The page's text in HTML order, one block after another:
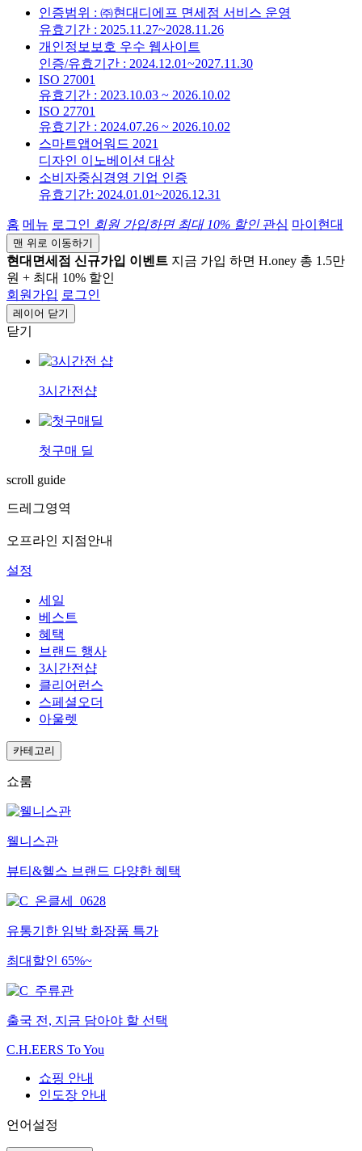
인증범위 : ㈜현대디에프 면세점 서비스 운영
유효기간 : 2025.11.27~2028.11.26
개인정보보호 우수 웹사이트
인증/유효기간 : 2024.12.01~2027.11.30
ISO 27001
유효기간 : 2023.10.03 ~ 2026.10.02
ISO 27701
유효기간 : 2024.07.26 ~ 2026.10.02
스마트앱어워드 2021
디자인 이노베이션 대상
소비자중심경영 기업 인증
유효기간: 2024.01.01~2026.12.31
홈 메뉴 로그인 회원 가입하면 최대 10% 할인 관심 마이현대
맨 위로 이동하기
현대면세점 신규가입 이벤트 지금 가입 하면 H.oney 총 1.5만
원 + 최대 10% 할인
회원가입 로그인
레이어 닫기
닫기
3시간전샵
첫구매 딜
scroll guide
드레그영역
오프라인 지점안내
설정
세일
베스트
혜택
브랜드 행사
3시간전샵
클리어런스
스페셜오더
아울렛
카테고리
쇼룸
웰니스관
뷰티&헬스 브랜드 다양한 혜택
유통기한 임박 화장품 특가
최대할인 65%~
출국 전, 지금 담아야 할 선택
C.H.EERS To You
쇼핑 안내
인도장 안내
언어설정